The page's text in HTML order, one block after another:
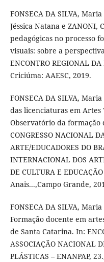
FONSECA DA SILVA,
Jéssica Natana e
pedagógicas no processo
visuais: sobre a
ENCONTRO REGIONAL
Criciúma: AAESC, 2019.
FONSECA DA SILVA,
das licenciaturas em
Observatório da formação
CONGRESSO NACIONAL
ARTE/EDUCADORES DO
INTERNACIONAL DOS
DE CULTURA E
Anais...,Campo Grande,
FONSECA DA SILVA,
Formação docente em
de Santa Catarina. In:
ASSOCIAÇÃO NACIONAL
PLÁSTICAS – ENANPAP,